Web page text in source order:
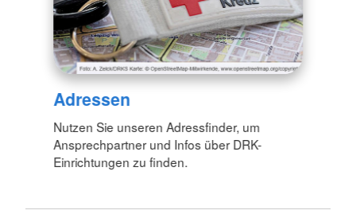
Adressen
Nutzen Sie unseren Adressfinder, um
Ansprechpartner und Infos über DRK-
Einrichtungen zu finden.